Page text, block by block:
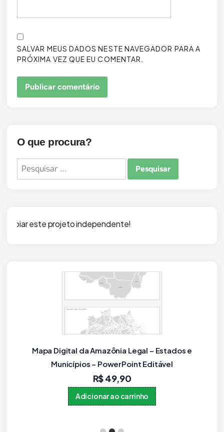
SALVAR MEUS DADOS NESTE NAVEGADOR PARA A
PRÓXIMA VEZ QUE EU COMENTAR.
O que procura?
Pesquisar
por:
Mapa dos Municípios do Rio Grande do Sul em
PPTX Editável (PowerPoint)
R$59,90
Adicionar ao carrinho